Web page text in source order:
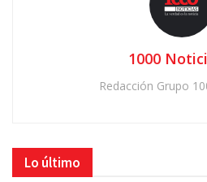
1000
Redacción Grupo
Lo último